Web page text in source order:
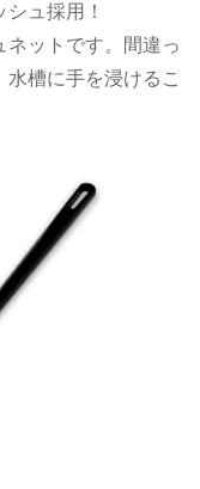
ュ採用！
ネットです。間違っ
槽に手を浸けるこ